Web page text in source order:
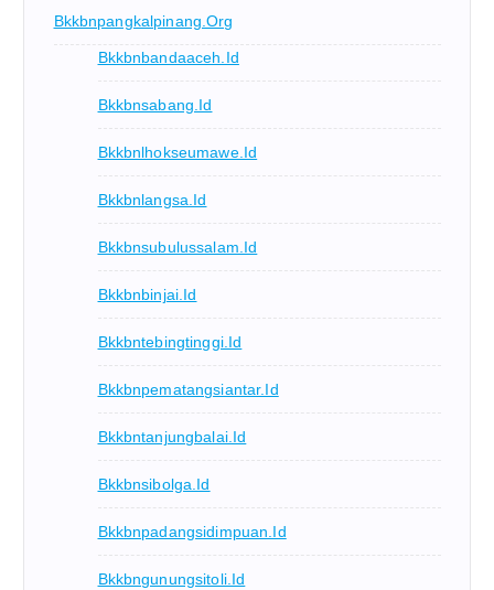
Bkkbnpangkalpinang.org
Bkkbnbandaaceh.id
Bkkbnsabang.id
Bkkbnlhokseumawe.id
Bkkbnlangsa.id
Bkkbnsubulussalam.id
Bkkbnbinjai.id
Bkkbntebingtinggi.id
Bkkbnpematangsiantar.id
Bkkbntanjungbalai.id
Bkkbnsibolga.id
Bkkbnpadangsidimpuan.id
Bkkbngunungsitoli.id